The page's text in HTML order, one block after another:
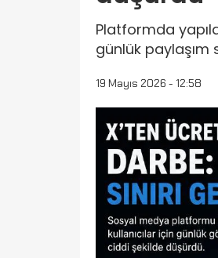
Platformda
günlük paylaşım
19 Mayıs 2026 - 12:58